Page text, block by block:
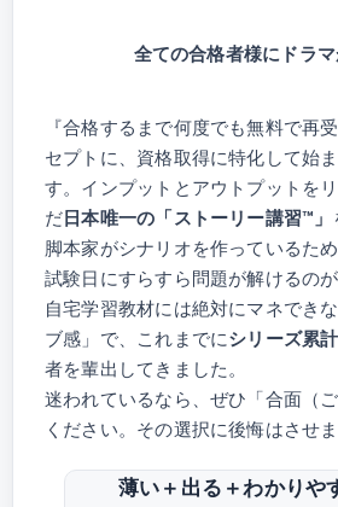
全ての合格者様にドラマ
『合格するまで何度でも無料で再
セプトに、資格取得に特化して始
す。インプットとアウトプットを
だ 日本唯一の「ストーリー講習™」
脚本家がシナリオを作っているた
試験日にすらすら問題が解けるの
自宅学習教材には絶対にマネでき
ブ感」で、これまでにシリーズ累
者を輩出してきました。
迷われているなら、ぜひ「合面（
ください。その選択に後悔はさせま
薄い＋出る＋わかりや